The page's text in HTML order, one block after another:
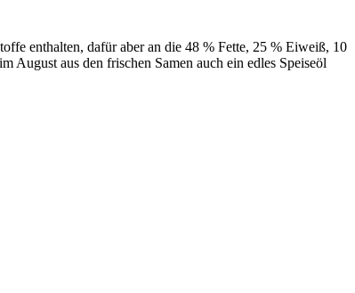
enthalten, dafür aber an die 48 % Fette, 25 % Eiweiß, 10
August aus den frischen Samen auch ein edles Speiseöl